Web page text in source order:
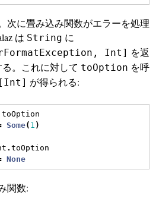
次に畳み込み関数がエラーを処理
は String に
Int] を返
。これに対して toOption を呼
が得られる:
toOption
Some( 1 )
.toOption
None
関数: